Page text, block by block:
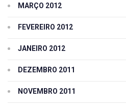
MARÇO 2012
FEVEREIRO 2012
JANEIRO 2012
DEZEMBRO 2011
NOVEMBRO 2011